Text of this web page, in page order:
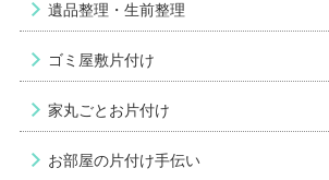
遺品整理・生前整理
ゴミ屋敷片付け
家丸ごとお片付け
お部屋の片付け手伝い